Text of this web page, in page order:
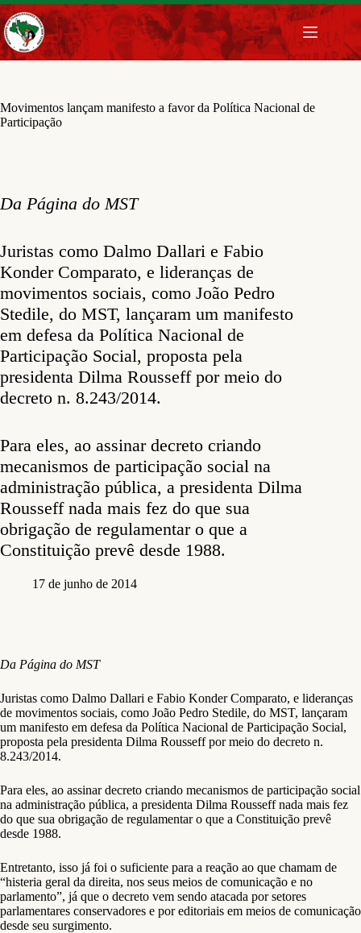
Pular
para
o
conteúdo
Movimentos lançam manifesto a favor da Política Nacional de
Participação
Da Página do MST
Juristas como Dalmo Dallari e Fabio
Konder Comparato, e lideranças de
movimentos sociais, como João Pedro
Stedile, do MST, lançaram um manifesto
em defesa da Política Nacional de
Participação Social, proposta pela
presidenta Dilma Rousseff por meio do
decreto n. 8.243/2014.
Para eles, ao assinar decreto criando
mecanismos de participação social na
administração pública, a presidenta Dilma
Rousseff nada mais fez do que sua
obrigação de regulamentar o que a
Constituição prevê desde 1988.
17 de junho de 2014
Da Página do MST
Juristas como Dalmo Dallari e Fabio Konder Comparato, e lideranças
de movimentos sociais, como João Pedro Stedile, do MST, lançaram
um manifesto em defesa da Política Nacional de Participação Social,
proposta pela presidenta Dilma Rousseff por meio do decreto n.
8.243/2014.
Para eles, ao assinar decreto criando mecanismos de participação social
na administração pública, a presidenta Dilma Rousseff nada mais fez
do que sua obrigação de regulamentar o que a Constituição prevê
desde 1988.
Entretanto, isso já foi o suficiente para a reação ao que chamam de
“histeria geral da direita, nos seus meios de comunicação e no
parlamento”, já que o decreto vem sendo atacada por setores
parlamentares conservadores e por editoriais em meios de comunicação
desde seu surgimento.